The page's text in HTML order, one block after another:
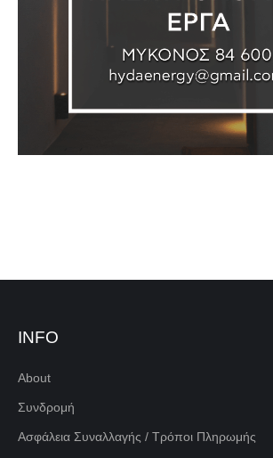
INFO
About
Συνδρομή
Ασφάλεια Συναλλαγής / Τρόποι Πληρωμής